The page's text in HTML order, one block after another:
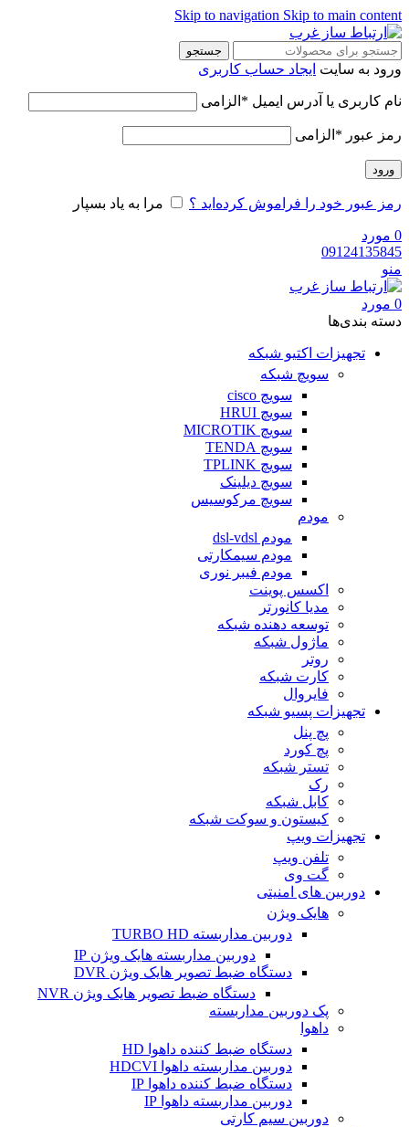
Skip to navigation Skip to main content
جستجو
ورود به سایت ایجاد حساب کاربری
نام کاربری یا آدرس ایمیل * الزامی
رمز عبور * الزامی
ورود
رمز عبور خود را فراموش کرده‌اید ؟ مرا به یاد بسپار
0 مورد
09124135845
منو
0 مورد
دسته‌ بندی‌ها
تجهیزات اکتیو شبکه
سویچ شبکه
سویچ cisco
سویچ HRUI
سویچ MICROTIK
سویچ TENDA
سویچ TPLINK
سویچ دیلینک
سویچ مرکوسیس
مودم
مودم dsl-vdsl
مودم سیمکارتی
مودم فیبر نوری
اکسس پوینت
مدیا کانورتر
توسعه دهنده شبکه
ماژول شبکه
روتر
کارت شبکه
فایروال
تجهیزات پسیو شبکه
پچ پنل
پچ کورد
تستر شبکه
رک
کابل شبکه
کیستون و سوکت شبکه
تجهیزات ویپ
تلفن ویپ
گت وی
دوربین های امنیتی
هایک ویژن
دوربین مداربسته TURBO HD
دوربین مداربسته هایک ویژن IP
دستگاه ضبط تصویر هایک ویژن DVR
دستگاه ضبط تصویر هایک ویژن NVR
پک دوربین مداربسته
داهوا
دستگاه ضبط کننده داهوا HD
دوربین مداربسته داهوا HDCVI
دستگاه ضبط کننده داهوا IP
دوربین مداربسته داهوا IP
دوربین سیم کارتی